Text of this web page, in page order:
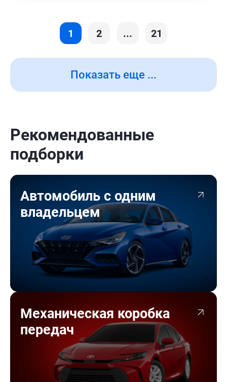
Показать еще ...
1 2 ... 21
Рекомендованные
подборки
Автомобиль с одним
владельцем
Механическая коробка
передач